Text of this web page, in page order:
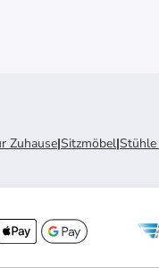
Zuhause|Sitzmöbel|